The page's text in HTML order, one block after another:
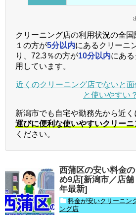
クリーニング店の利用状況の全
１の方が5分以内にあるクリーニ
り、72.3％の方が10分以内にあ
用しています。
近くのクリーニング店でないと
と使いやすい？
新潟市でも自宅や勤務先から近く
運びに便利な使いやすいクリーニ
ください。
西蒲区の安い料金
め9店[新潟市／店
年最新]
料金が安いクリーニン
ング店